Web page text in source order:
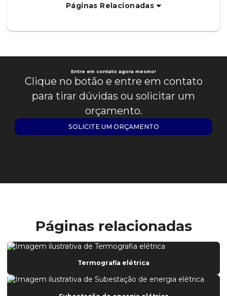
Páginas Relacionadas
Entre em contato agora mesmo!
Clique no botão e entre em contato
para tirar dúvidas ou solicitar um
orçamento.
SOLICITE UM ORÇAMENTO
Páginas relacionadas
Termografia elétrica